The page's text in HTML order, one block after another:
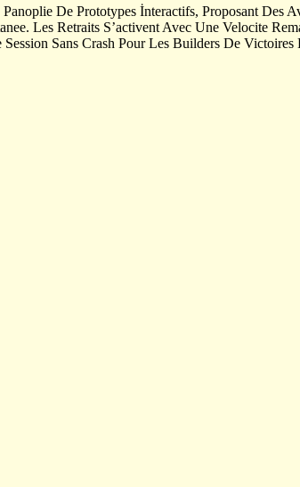
De Prototypes İnteractifs, Proposant Des
Les Retraits S’activent Avec Une Velocite
Sans Crash Pour Les Builders De